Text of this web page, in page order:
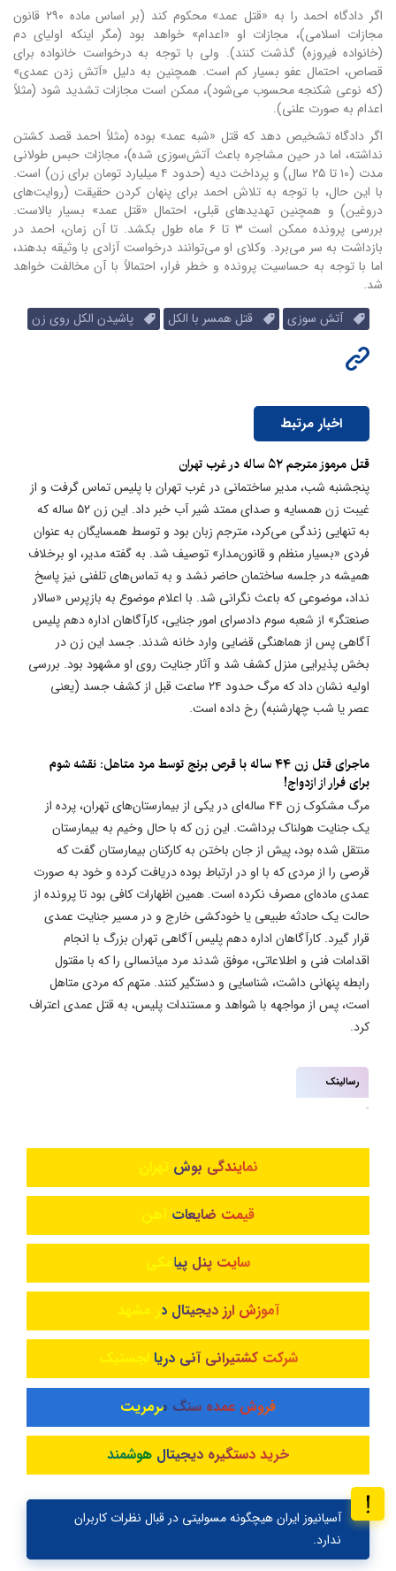
اگر دادگاه احمد را به «قتل عمد» محکوم کند (بر اساس ماده ۲۹۰ قانون
مجازات اسلامی)، مجازات او «اعدام» خواهد بود (مگر اینکه اولیای دم
(خانواده فیروزه) گذشت کنند). ولی با توجه به درخواست خانواده برای
قصاص، احتمال عفو بسیار کم است. همچنین به دلیل «آتش زدن عمدی»
(که نوعی شکنجه محسوب می‌شود)، ممکن است مجازات تشدید شود (مثلاً
اعدام به صورت علنی).
اگر دادگاه تشخیص دهد که قتل «شبه عمد» بوده (مثلاً احمد قصد کشتن
نداشته، اما در حین مشاجره باعث آتش‌سوزی شده)، مجازات حبس طولانی
مدت (۱۰ تا ۲۵ سال) و پرداخت دیه (حدود ۴ میلیارد تومان برای زن) است.
با این حال، با توجه به تلاش احمد برای پنهان کردن حقیقت (روایت‌های
دروغین) و همچنین تهدیدهای قبلی، احتمال «قتل عمد» بسیار بالاست.
بررسی پرونده ممکن است ۳ تا ۶ ماه طول بکشد. تا آن زمان، احمد در
بازداشت به سر می‌برد. وکلای او می‌توانند درخواست آزادی با وثیقه بدهند،
اما با توجه به حساسیت پرونده و خطر فرار، احتمالاً با آن مخالفت خواهد
شد.
آتش سوزی
قتل همسر با الکل پاشیدن الکل روی زن
اخبار مرتبط
قتل مرموز مترجم ۵۲ ساله در غرب تهران
پنجشنبه شب، مدیر ساختمانی در غرب تهران با پلیس تماس گرفت و از
غیبت زن همسایه و صدای ممتد شیر آب خبر داد. این زن ۵۲ ساله که
به تنهایی زندگی می‌کرد، مترجم زبان بود و توسط همسایگان به عنوان
فردی «بسیار منظم و قانون‌مدار» توصیف شد. به گفته مدیر، او برخلاف
همیشه در جلسه ساختمان حاضر نشد و به تماس‌های تلفنی نیز پاسخ
نداد، موضوعی که باعث نگرانی شد. با اعلام موضوع به بازپرس «سالار
صنعتگر» از شعبه سوم دادسرای امور جنایی، کارآگاهان اداره دهم پلیس
آگاهی پس از هماهنگی قضایی وارد خانه شدند. جسد این زن در
بخش پذیرایی منزل کشف شد و آثار جنایت روی او مشهود بود. بررسی
اولیه نشان داد که مرگ حدود ۲۴ ساعت قبل از کشف جسد (یعنی
عصر یا شب چهارشنبه) رخ داده است.
ماجرای ​قتل زن ۴۴ ساله با قرص برنج توسط مرد متاهل: نقشه شوم
برای فرار از ازدواج!
مرگ مشکوک زن ۴۴ ساله‌ای در یکی از بیمارستان‌های تهران، پرده از
یک جنایت هولناک برداشت. این زن که با حال وخیم به بیمارستان
منتقل شده بود، پیش از جان باختن به کارکنان بیمارستان گفت که
قرصی را از مردی که با او در ارتباط بوده دریافت کرده و خود به صورت
عمدی ماده‌ای مصرف نکرده است. همین اظهارات کافی بود تا پرونده از
حالت یک حادثه طبیعی یا خودکشی خارج و در مسیر جنایت عمدی
قرار گیرد. کارآگاهان اداره دهم پلیس آگاهی تهران بزرگ با انجام
اقدامات فنی و اطلاعاتی، موفق شدند مرد میانسالی را که با مقتول
رابطه پنهانی داشت، شناسایی و دستگیر کنند. متهم که مردی متاهل
است، پس از مواجهه با شواهد و مستندات پلیس، به قتل عمدی اعتراف
کرد.
رسالینک
نمایندگی بوش تهران
قیمت ضایعات آهن
سایت پنل پیامکی
آموزش ارز دیجیتال در مشهد
شرکت کشتیرانی آنی دریا لجستیک
فروش عمده سنگ مرمریت
خرید دستگیره دیجیتال هوشمند
آسیانیوز ایران هیچگونه مسولیتی در قبال نظرات کاربران
ندارد.